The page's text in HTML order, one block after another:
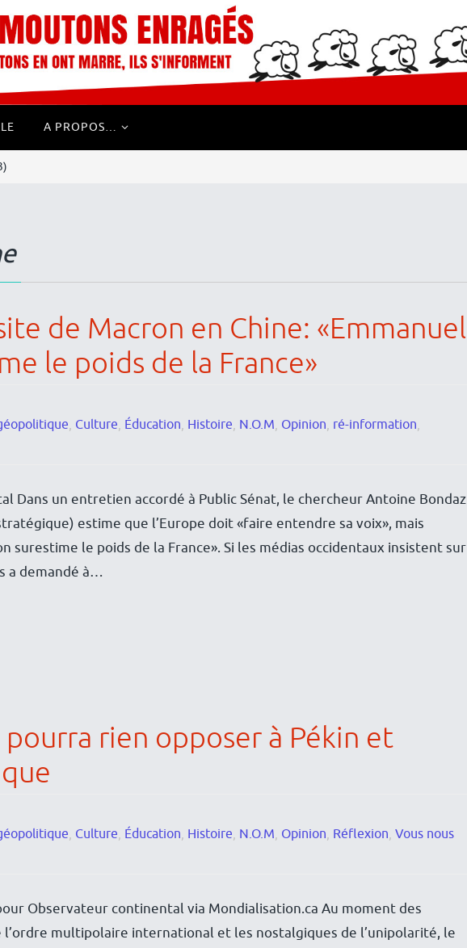
A PROPOS…
de Macron en Chine: «Emmanuel
le poids de la France»
, Culture, Éducation, Histoire, N.O.M, Opinion, ré-information,
Dans un entretien accordé à Public Sénat, le chercheur Antoine Bondaz
estime que l’Europe doit «faire entendre sa voix», mais
surestime le poids de la France». Si les médias occidentaux insistent sur
a demandé à…
rien opposer à Pékin et
, Culture, Éducation, Histoire, N.O.M, Opinion, Réflexion, Vous nous
Observateur continental via Mondialisation.ca Au moment des
multipolaire international et les nostalgiques de l’unipolarité, le